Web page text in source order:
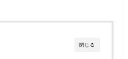
閉じる